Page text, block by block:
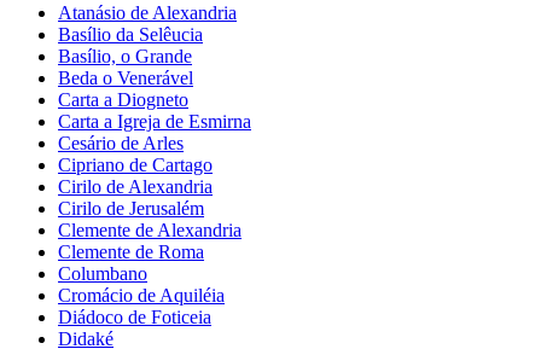
Atanásio de Alexandria
Basílio da Selêucia
Basílio, o Grande
Beda o Venerável
Carta a Diogneto
Carta a Igreja de Esmirna
Cesário de Arles
Cipriano de Cartago
Cirilo de Alexandria
Cirilo de Jerusalém
Clemente de Alexandria
Clemente de Roma
Columbano
Cromácio de Aquiléia
Diádoco de Foticeia
Didaké